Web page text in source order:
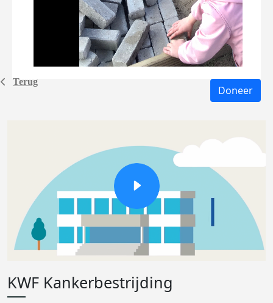
Terug
Doneer
KWF Kankerbestrijding